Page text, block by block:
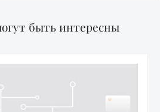
быть интересны